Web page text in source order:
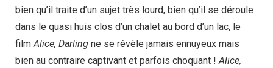
bien qu’il traite d’un sujet très lourd, bien qu’il se déroule
dans le quasi huis clos d’un chalet au bord d’un lac, le
film Alice, Darling ne se révèle jamais ennuyeux mais
bien au contraire captivant et parfois choquant ! Alice,